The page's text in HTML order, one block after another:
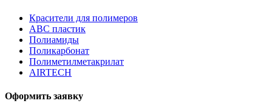
Красители для полимеров
АВС пластик
Полиамиды
Поликарбонат
Полиметилметакрилат
AIRTECH
Оформить заявку